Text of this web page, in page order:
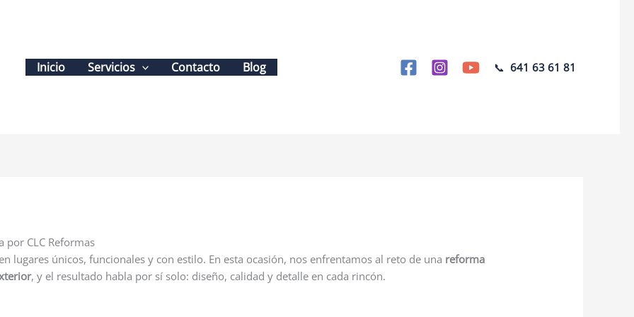
Inicio Servicios Contacto Blog 📞 641 63 61 81
por CLC Reformas
lugares únicos, funcionales y con estilo. En esta ocasión, nos enfrentamos al reto de una reforma
, y el resultado habla por sí solo: diseño, calidad y detalle en cada rincón.